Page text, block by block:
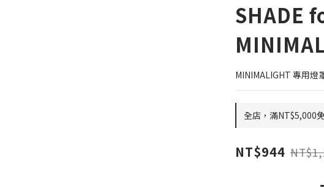
SHADE
MINIMALIGHT 專用燈
全店，滿NT$5,000
NT$944